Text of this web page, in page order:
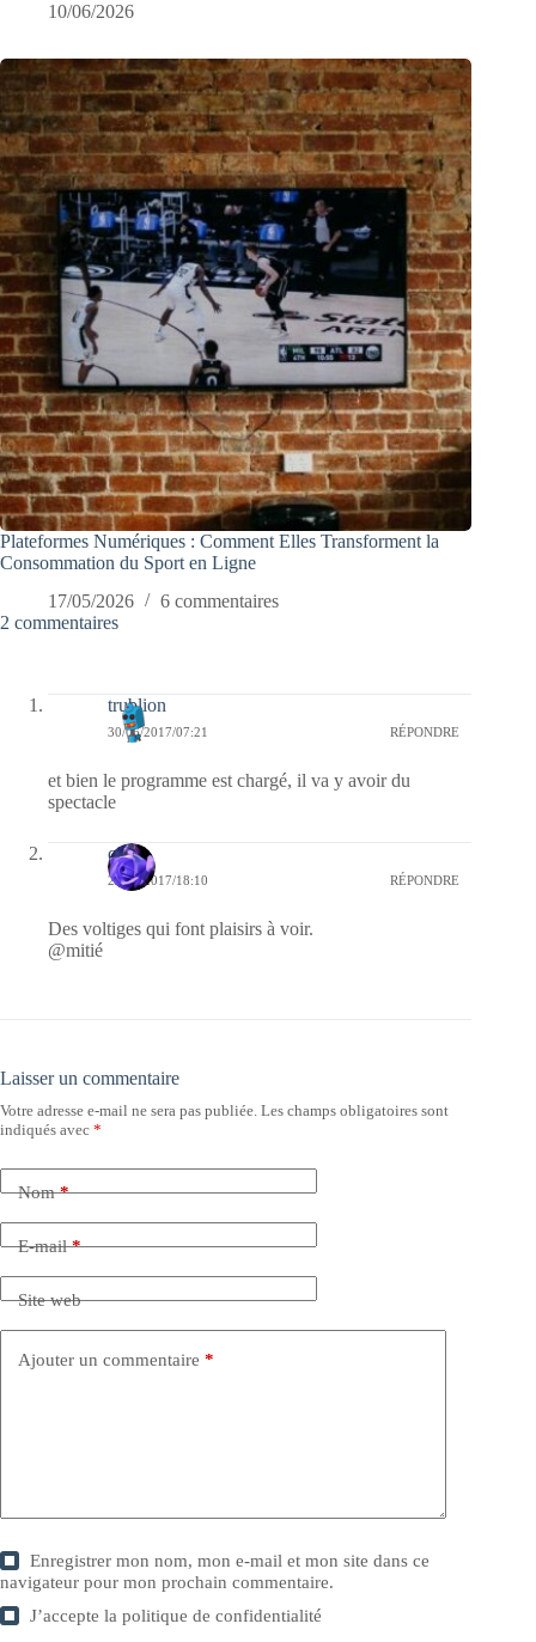
10/06/2026
Plateformes Numériques : Comment Elles Transforment la
Consommation du Sport en Ligne
17/05/2026
6 commentaires
2 commentaires
trublion
30/06/2017/07:21 RÉPONDRE
et bien le programme est chargé, il va y avoir du
spectacle
covix
29/06/2017/18:10 RÉPONDRE
Des voltiges qui font plaisirs à voir.
@mitié
Laisser un commentaire
Votre adresse e-mail ne sera pas publiée. Les champs obligatoires sont
indiqués avec *
Nom*
E-mail*
Site web
Ajouter un commentaire *
Enregistrer mon nom, mon e-mail et mon site dans ce
navigateur pour mon prochain commentaire.
J’accepte lapolitique de confidentialité